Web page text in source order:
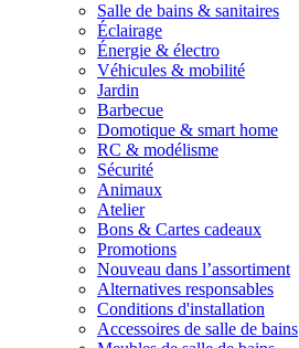
Salle de bains & sanitaires
Éclairage
Énergie & électro
Véhicules & mobilité
Jardin
Barbecue
Domotique & smart home
RC & modélisme
Sécurité
Animaux
Atelier
Bons & Cartes cadeaux
Promotions
Nouveau dans l’assortiment
Alternatives responsables
Conditions d'installation
Accessoires de salle de bains